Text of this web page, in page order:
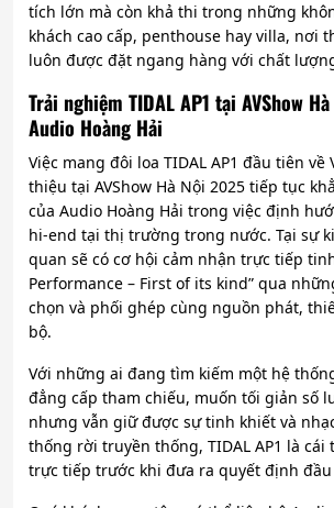
tích lớn mà còn khả thi trong những
khách cao cấp, penthouse hay villa, nơi
luôn được đặt ngang hàng với chất
Trải nghiệm TIDAL AP1 tại AVShow
Audio Hoàng Hải
Việc mang đôi loa TIDAL AP1 đầu tiên về
thiệu tại AVShow Hà Nội 2025 tiếp tục
của Audio Hoàng Hải trong việc định
hi-end tại thị trường trong nước. Tại sự
quan sẽ có cơ hội cảm nhận trực tiếp
Performance – First of its kind” qua
chọn và phối ghép cùng nguồn phát,
bộ.
Với những ai đang tìm kiếm một hệ
đẳng cấp tham chiếu, muốn tối giản số
nhưng vẫn giữ được sự tinh khiết và
thống rời truyền thống, TIDAL AP1 là
trực tiếp trước khi đưa ra quyết định